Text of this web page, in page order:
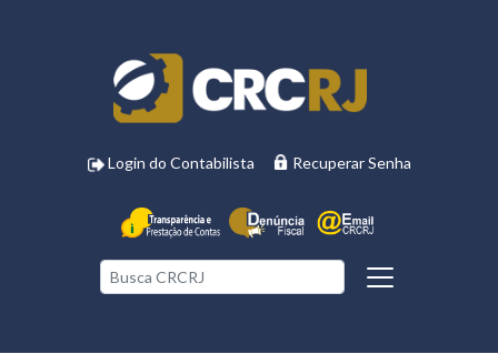
Login do Contabilista Recuperar Senha